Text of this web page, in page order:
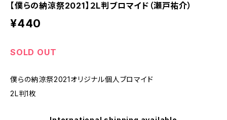
【僕らの納涼祭2021】２L判ブロマイド（瀬戸祐介）
¥440
SOLD OUT
僕らの納涼祭2021オリジナル個人ブロマイド
2L判1枚